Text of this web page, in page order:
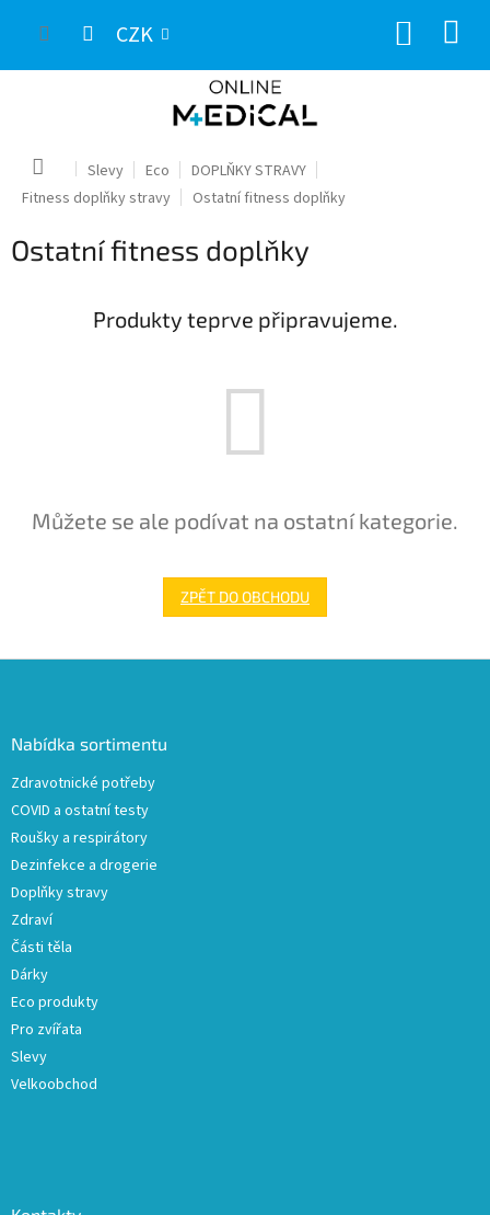
CZK
Domů Slevy Eco
DOPLŇKY STRAVY
Fitness doplňky stravy
Ostatní fitness doplňky
Ostatní fitness doplňky
Produkty teprve připravujeme.
Můžete se ale podívat na ostatní kategorie.
ZPĚT DO OBCHODU
Nabídka sortimentu
Zdravotnické potřeby
COVID a ostatní testy
Roušky a respirátory
Dezinfekce a drogerie
Doplňky stravy
Zdraví
Části těla
Dárky
Eco produkty
Pro zvířata
Slevy
Velkoobchod